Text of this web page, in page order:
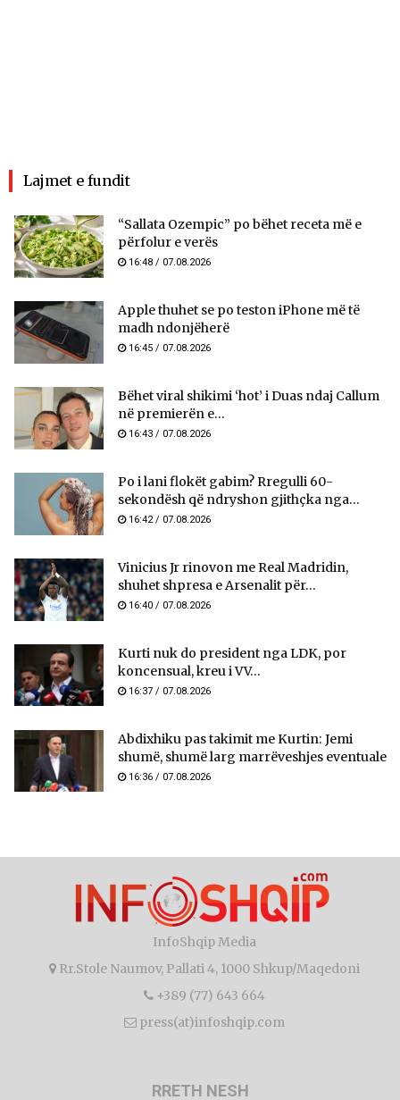
Lajmet e fundit
“Sallata Ozempic” po bëhet receta më e
përfolur e verës
16:48 / 07.08.2026
Apple thuhet se po teston iPhone më të
madh ndonjëherë
16:45 / 07.08.2026
Bëhet viral shikimi ‘hot’ i Duas ndaj Callum
në premierën e...
16:43 / 07.08.2026
Po i lani flokët gabim? Rregulli 60-
sekondësh që ndryshon gjithçka nga...
16:42 / 07.08.2026
Vinicius Jr rinovon me Real Madridin,
shuhet shpresa e Arsenalit për...
16:40 / 07.08.2026
Kurti nuk do president nga LDK, por
koncensual, kreu i VV...
16:37 / 07.08.2026
Abdixhiku pas takimit me Kurtin: Jemi
shumë, shumë larg marrëveshjes eventuale
16:36 / 07.08.2026
InfoShqip Media
Rr.Stole Naumov, Pallati 4, 1000 Shkup/Maqedoni
+389 (77) 643 664
press(at)infoshqip.com
RRETH NESH